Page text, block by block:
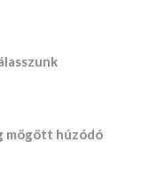
mögött húzódó